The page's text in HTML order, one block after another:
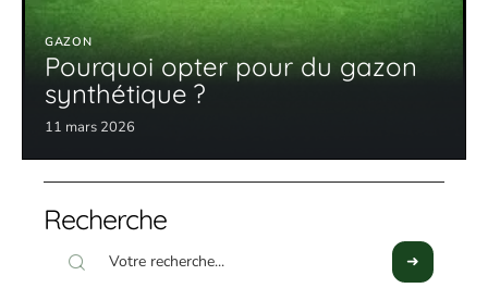
GAZON
Pourquoi opter pour du gazon
synthétique ?
11 mars 2026
Recherche